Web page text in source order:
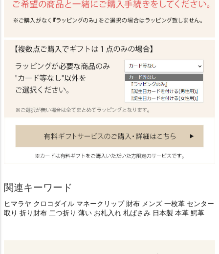
関連キーワード
ヒマラヤ クロコダイル マネークリップ 財布 メンズ 一枚革 センター
取り 折り財布 二つ折り 薄い お札入れ 札ばさみ 日本製 本革 鰐革